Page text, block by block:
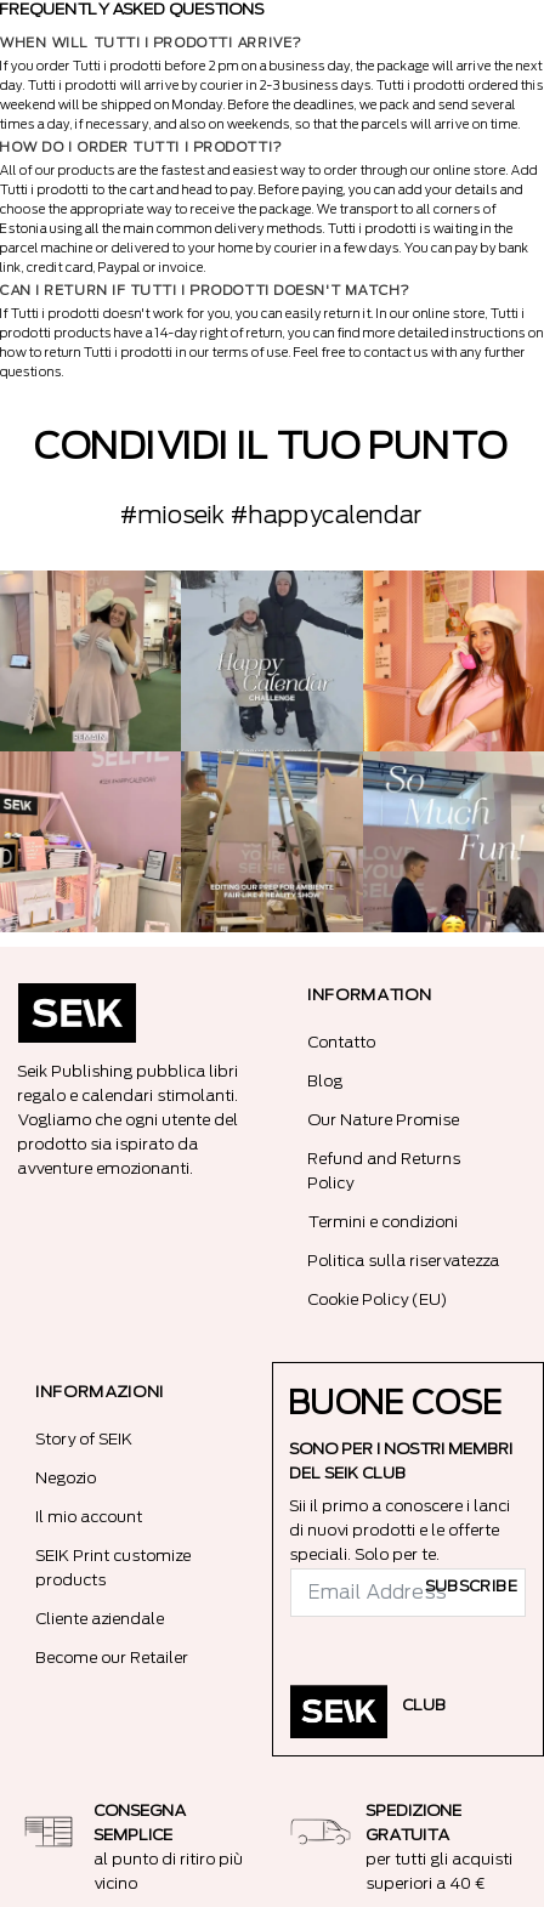
FREQUENTLY ASKED QUESTIONS
WHEN WILL TUTTI I PRODOTTI ARRIVE?
If you order Tutti i prodotti before 2 pm on a business day, the package will arrive the next
day. Tutti i prodotti will arrive by courier in 2-3 business days. Tutti i prodotti ordered this
weekend will be shipped on Monday. Before the deadlines, we pack and send several
times a day, if necessary, and also on weekends, so that the parcels will arrive on time.
HOW DO I ORDER TUTTI I PRODOTTI?
All of our products are the fastest and easiest way to order through our online store. Add
Tutti i prodotti to the cart and head to pay. Before paying, you can add your details and
choose the appropriate way to receive the package. We transport to all corners of
Estonia using all the main common delivery methods. Tutti i prodotti is waiting in the
parcel machine or delivered to your home by courier in a few days. You can pay by bank
link, credit card, Paypal or invoice.
CAN I RETURN IF TUTTI I PRODOTTI DOESN'T MATCH?
If Tutti i prodotti doesn't work for you, you can easily return it. In our online store, Tutti i
prodotti products have a 14-day right of return, you can find more detailed instructions on
how to return Tutti i prodotti in our terms of use. Feel free to contact us with any further
questions.
CONDIVIDI IL TUO PUNTO
#mioseik #happycalendar
Seik Publishing pubblica libri
regalo e calendari stimolanti.
Vogliamo che ogni utente del
prodotto sia ispirato da
avventure emozionanti.
INFORMATION
Contatto
Blog
Our Nature Promise
Refund and Returns
Policy
Termini e condizioni
Politica sulla riservatezza
Cookie Policy (EU)
INFORMAZIONI
Story of SEIK
Negozio
Il mio account
SEIK Print customize
products
Cliente aziendale
Become our Retailer
BUONE COSE
SONO PER I NOSTRI MEMBRI
DEL SEIK CLUB
Sii il primo a conoscere i lanci
di nuovi prodotti e le offerte
speciali. Solo per te.
SUBSCRIBE
CLUB
CONSEGNA
SEMPLICE
al punto di ritiro più
vicino
SPEDIZIONE
GRATUITA
per tutti gli acquisti
superiori a 40 €